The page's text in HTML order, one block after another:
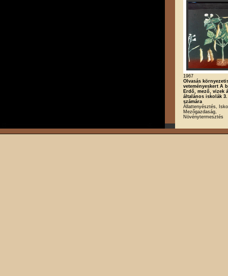
1967
Olvasás
veteményeskert A
Erdő, mező, vizek
általános iskolák
számára
Állattenyésztés,
Mezőgazdaság,
Növénytermesztés